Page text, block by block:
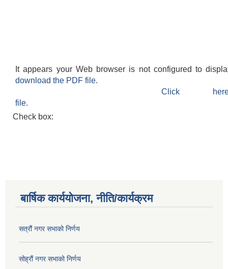
It appears your Web browser is not configured to
download the PDF file.
Click
file.
Check box:
बार्षिक कार्ययोजना, नीति/कार्यक्रम
सत्रौं नगर सभाको निर्णय
सोह्रौं नगर सभाको निर्णय